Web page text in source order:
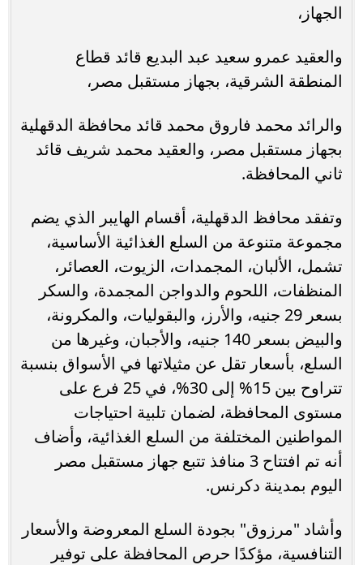
الجهاز،
والعقيد عمرو سعيد عبد البديع قائد قطاع
المنطقة الشرقية، بجهاز مستقبل مصر،
والرائد محمد فاروق محمد قائد محافظة الدقهلية
بجهاز مستقبل مصر، والعقيد محمد شريف قائد
ثاني المحافظة.
وتفقد محافظ الدقهلية، أقسام الهايبر الذي يضم
مجموعة متنوعة من السلع الغذائية الأساسية،
تشمل، الألبان، المجمدات، الزيوت، العصائر،
المنظفات، اللحوم والدواجن المجمدة، والسكر
بسعر 29 جنيه، والأرز، والبقوليات، والمكرونة،
والبيض بسعر 140 جنيه، والأجبان، وغيرها من
السلع، بأسعار تقل عن مثيلاتها في الأسواق بنسبة
تتراوح بين 15% إلى 30%، في 25 فرع على
مستوى المحافظة، لضمان تلبية احتياجات
المواطنين المختلفة من السلع الغذائية، وأضاف
أنه تم افتتاح 3 منافذ تتبع جهاز مستقبل مصر
اليوم بمدينة دكرنس.
وأشاد "مرزوق" بجودة السلع المعروضة والأسعار
التنافسية، مؤكدًا حرص المحافظة على توفير